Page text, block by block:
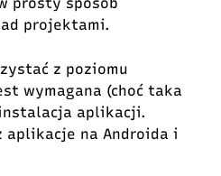
projektami.
z poziomu
wymagana (choć taka
aplikacji.
aplikacje na Androida i